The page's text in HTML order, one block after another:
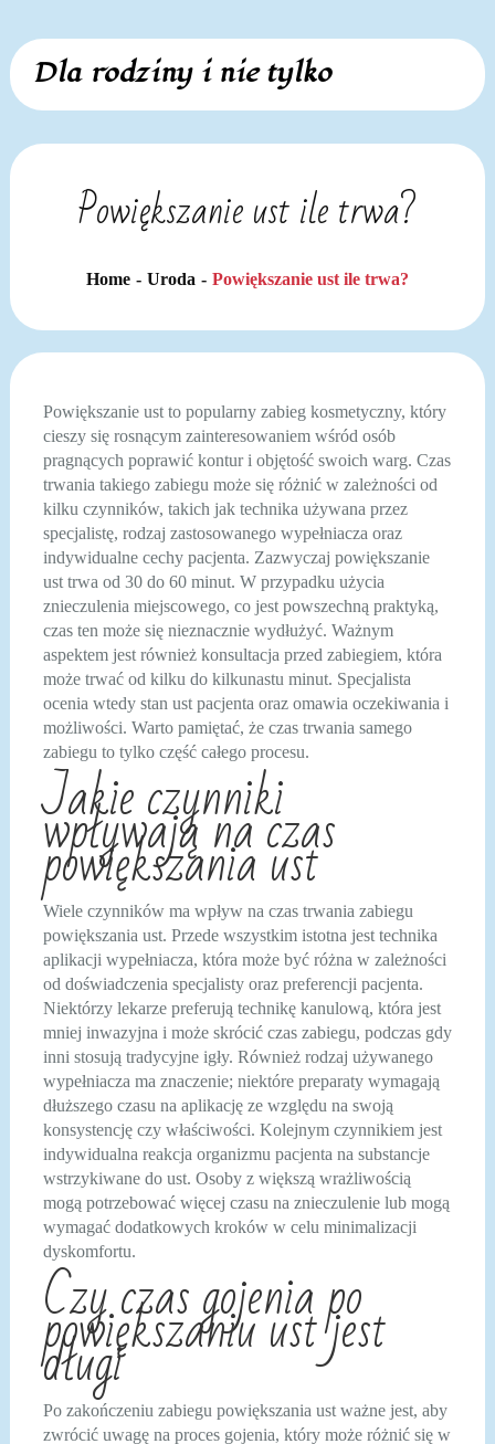
Skip
content
Dla rodziny i nie tylko
Powiększanie ust ile trwa?
Home Uroda Powiększanie ust ile trwa?
Powiększanie ust to popularny zabieg kosmetyczny, który
cieszy się rosnącym zainteresowaniem wśród osób
pragnących poprawić kontur i objętość swoich warg. Czas
trwania takiego zabiegu może się różnić w zależności od
kilku czynników, takich jak technika używana przez
specjalistę, rodzaj zastosowanego wypełniacza oraz
indywidualne cechy pacjenta. Zazwyczaj powiększanie
ust trwa od 30 do 60 minut. W przypadku użycia
znieczulenia miejscowego, co jest powszechną praktyką,
czas ten może się nieznacznie wydłużyć. Ważnym
aspektem jest również konsultacja przed zabiegiem, która
może trwać od kilku do kilkunastu minut. Specjalista
ocenia wtedy stan ust pacjenta oraz omawia oczekiwania i
możliwości. Warto pamiętać, że czas trwania samego
zabiegu to tylko część całego procesu.
Jakie czynniki
wpływają na czas
powiększania ust
Wiele czynników ma wpływ na czas trwania zabiegu
powiększania ust. Przede wszystkim istotna jest technika
aplikacji wypełniacza, która może być różna w zależności
od doświadczenia specjalisty oraz preferencji pacjenta.
Niektórzy lekarze preferują technikę kanulową, która jest
mniej inwazyjna i może skrócić czas zabiegu, podczas gdy
inni stosują tradycyjne igły. Również rodzaj używanego
wypełniacza ma znaczenie; niektóre preparaty wymagają
dłuższego czasu na aplikację ze względu na swoją
konsystencję czy właściwości. Kolejnym czynnikiem jest
indywidualna reakcja organizmu pacjenta na substancje
wstrzykiwane do ust. Osoby z większą wrażliwością
mogą potrzebować więcej czasu na znieczulenie lub mogą
wymagać dodatkowych kroków w celu minimalizacji
dyskomfortu.
Czy czas gojenia po
powiększaniu ust jest
długi
Po zakończeniu zabiegu powiększania ust ważne jest, aby
zwrócić uwagę na proces gojenia, który może różnić się w